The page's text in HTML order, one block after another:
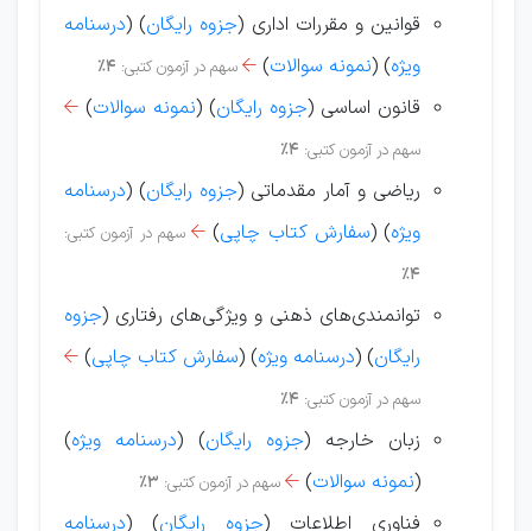
قوانین و مقررات اداری (جزوه رایگان) (درسنامه
ویژه)
(نمونه سوالات)
 سهم در آزمون کتبی: 4%
قانون اساسی (جزوه رایگان) (نمونه سوالات)

سهم در آزمون کتبی: 4%
ریاضی و آمار مقدماتی (جزوه رایگان) (درسنامه
ویژه) (سفارش کتاب چاپی)
 سهم در آزمون کتبی:
4%
توانمندی‌های ذهنی و ویژگی‌های رفتاری (جزوه
رایگان) (درسنامه ویژه) (سفارش کتاب چاپی)

سهم در آزمون کتبی: 4%
زبان خارجه (جزوه رایگان) (درسنامه ویژه)
(نمونه سوالات)
 سهم در آزمون کتبی: 3%
فناوری اطلاعات (جزوه رایگان) (درسنامه